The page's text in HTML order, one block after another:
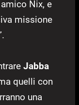
Nix, e
missione
Jabba
quelli con
una